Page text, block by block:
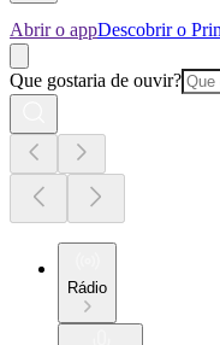
Abrir o appDescobrir o
Que gostaria de ouvir?
Rádio